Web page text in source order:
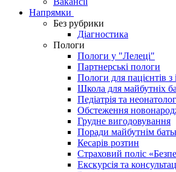
Напрямки
Без рубрики
Діагностика
Пологи
Пологи у "Лелеці"
Партнерські пологи
Пологи для пацієнтів
Школа для майбутніх
Педіатрія та
Обстеження
Грудне вигодовування
Поради майбутнім
Кесарів розтин
Страховий поліс
Екскурсія та